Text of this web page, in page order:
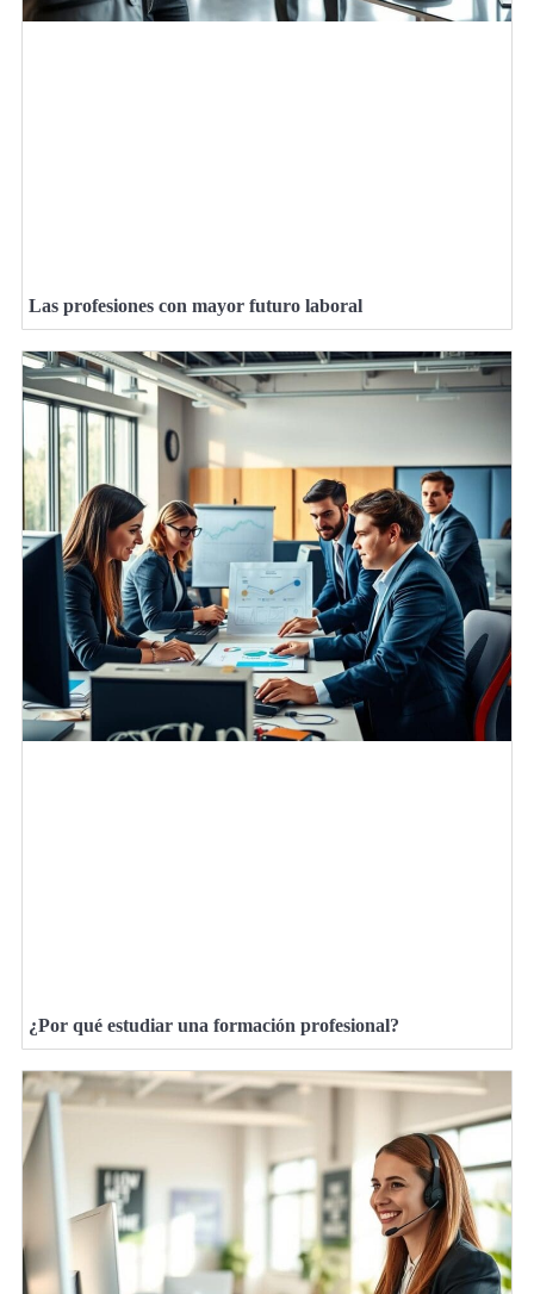
Las profesiones con mayor futuro laboral
¿Por qué estudiar una formación profesional?